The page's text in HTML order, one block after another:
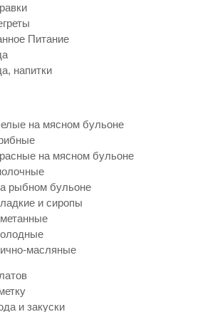
Питание
напитки
на мясном бульоне
на мясном бульоне
рыбном бульоне
и сиропы
масляные
и закуски